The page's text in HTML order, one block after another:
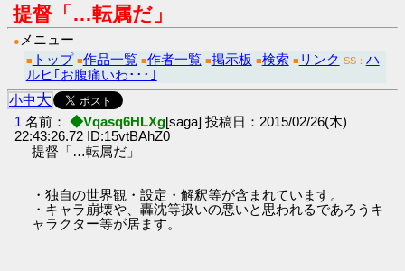
提督「…転属だ」
● メニュー
■ トップ ■作品一覧 ■作者一覧 ■掲示板 ■検索 ■ リンク SS： ハ
ルヒ｢お腹痛いわ･･･｣
小中大
1 名前： ◆Vqasq6HLXg[saga] 投稿日：2015/02/26(木)
22:43:26.72 ID:15vtBAhZ0
提督「…転属だ」
・独自の世界観・設定・解釈等が含まれています。
・キャラ崩壊や、轟沈等扱いの悪いと思われるであろうキ
ャラクター等が居ます。